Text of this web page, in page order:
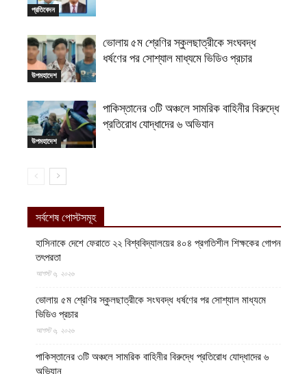
প্রতিবেদন
উপমহাদেশ
ভোলায় ৫ম শ্রেণির স্কুলছাত্রীকে সংঘবদ্ধ
ধর্ষণের পর সোশ্যাল মাধ্যমে ভিডিও প্রচার
উপমহাদেশ
পাকিস্তানের ৩টি অঞ্চলে সামরিক বাহিনীর বিরুদ্ধে
প্রতিরোধ যোদ্ধাদের ৬ অভিযান
সর্বশেষ পোস্টসমূহ
হাসিনাকে দেশে ফেরাতে ২২ বিশ্ববিদ্যালয়ের ৪০৪ প্রগতিশীল শিক্ষকের গোপন
তৎপরতা
আগস্ট ৬, ২০২৬
ভোলায় ৫ম শ্রেণির স্কুলছাত্রীকে সংঘবদ্ধ ধর্ষণের পর সোশ্যাল মাধ্যমে
ভিডিও প্রচার
আগস্ট ৬, ২০২৬
পাকিস্তানের ৩টি অঞ্চলে সামরিক বাহিনীর বিরুদ্ধে প্রতিরোধ যোদ্ধাদের ৬
অভিযান